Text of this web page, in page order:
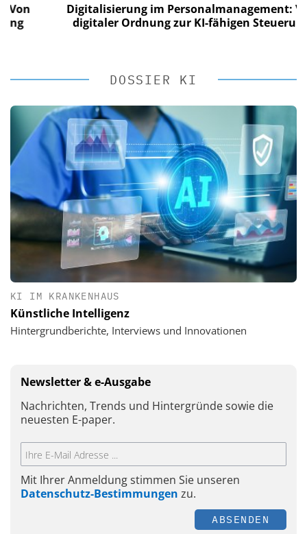
Digitalisierung im Personalmanagement: Von
digitaler Ordnung zur KI-fähigen Steuerung
DOSSIER KI
KI IM KRANKENHAUS
Künstliche Intelligenz
Hintergrundberichte, Interviews und Innovationen
Newsletter & e-Ausgabe
Nachrichten, Trends und Hintergründe sowie die
neuesten E-paper.
Mit Ihrer Anmeldung stimmen Sie unseren
Datenschutz-Bestimmungen zu.
ABSENDEN